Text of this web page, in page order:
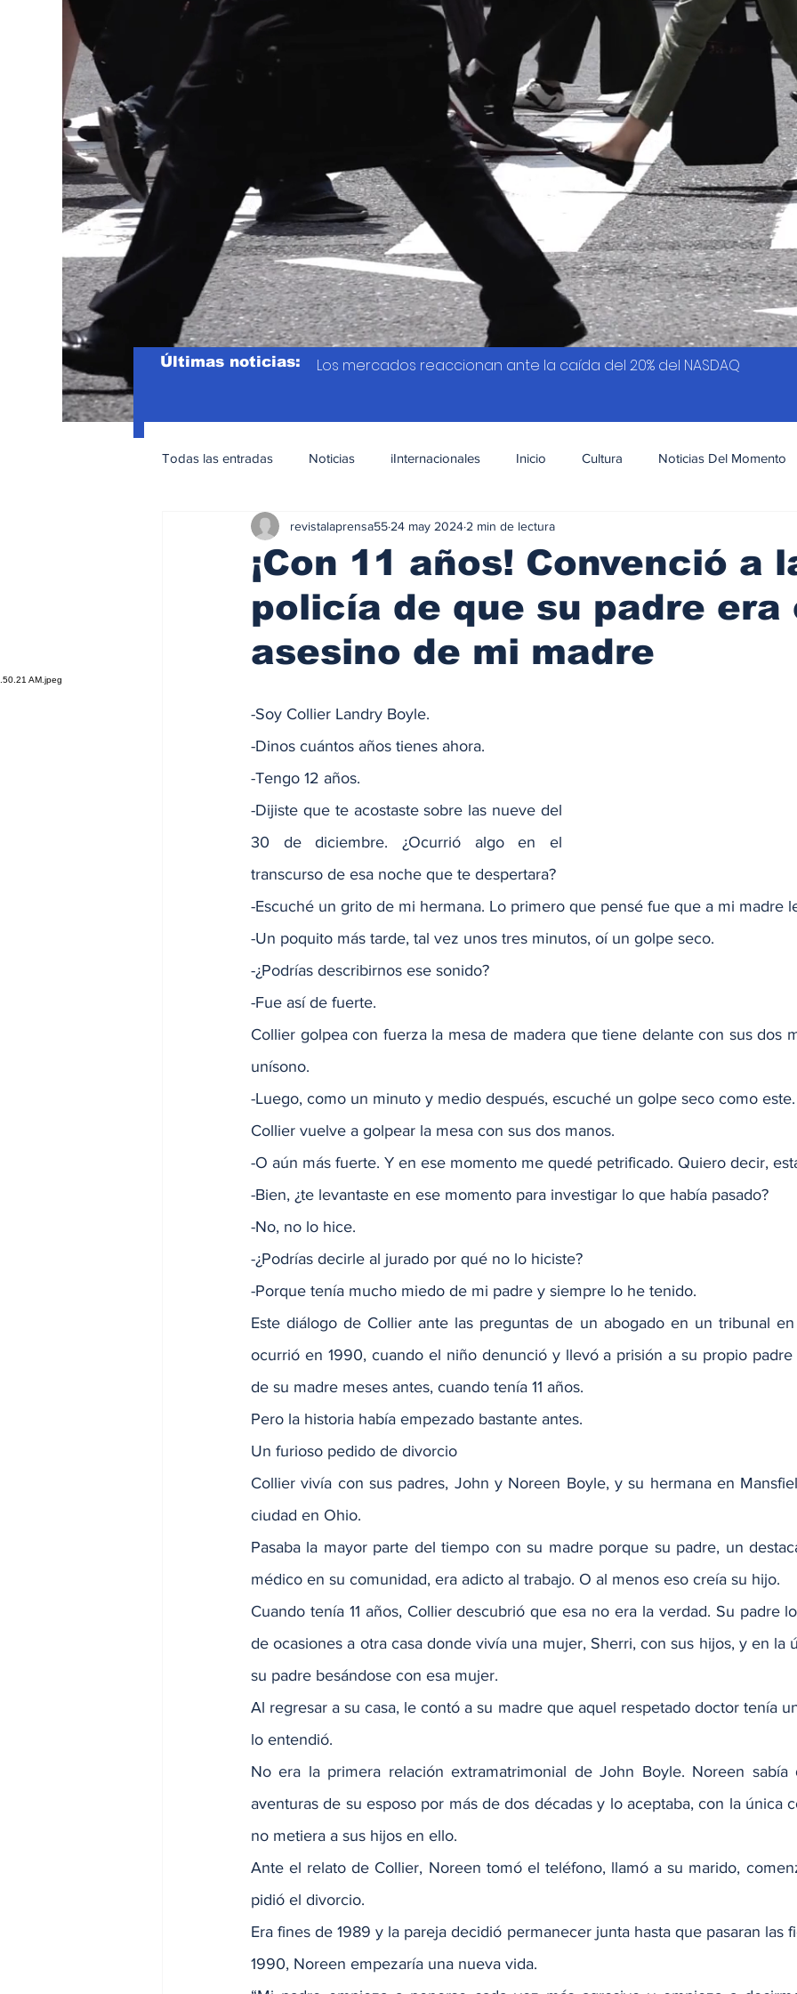
Últimas noticias: Los mercados reaccionan ante la caída del 20% del NASDAQ
Todas las entradas Noticias iInternacionales Inicio Cultura Noticias Del Momento
Nacionales Educación Sexual Deportes Opinión
¡Con 11 años! Convenció a
policía de que su padre era
asesino de mi madre
revistalaprensa55 24 may 2024 2 min de lectura
-Soy Collier Landry Boyle.
-Dinos cuántos años tienes ahora.
-Tengo 12 años.
-Dijiste que te acostaste sobre las nueve del
30 de diciembre. ¿Ocurrió algo en el
transcurso de esa noche que te despertara?
-Escuché un grito de mi hermana. Lo primero que pensé fue que a mi madre
-Un poquito más tarde, tal vez unos tres minutos, oí un golpe seco.
-¿Podrías describirnos ese sonido?
-Fue así de fuerte.
Collier golpea con fuerza la mesa de madera que tiene delante con sus dos
unísono.
-Luego, como un minuto y medio después, escuché un golpe seco como este.
Collier vuelve a golpear la mesa con sus dos manos.
-O aún más fuerte. Y en ese momento me quedé petrificado. Quiero decir,
-Bien, ¿te levantaste en ese momento para investigar lo que había pasado?
-No, no lo hice.
-¿Podrías decirle al jurado por qué no lo hiciste?
-Porque tenía mucho miedo de mi padre y siempre lo he tenido.
Este diálogo de Collier ante las preguntas de un abogado en un tribunal en
ocurrió en 1990, cuando el niño denunció y llevó a prisión a su propio padre
de su madre meses antes, cuando tenía 11 años.
Pero la historia había empezado bastante antes.
Un furioso pedido de divorcio
Collier vivía con sus padres, John y Noreen Boyle, y su hermana en
ciudad en Ohio.
Pasaba la mayor parte del tiempo con su madre porque su padre, un
médico en su comunidad, era adicto al trabajo. O al menos eso creía su hijo.
Cuando tenía 11 años, Collier descubrió que esa no era la verdad. Su padre
de ocasiones a otra casa donde vivía una mujer, Sherri, con sus hijos, y en la
su padre besándose con esa mujer.
Al regresar a su casa, le contó a su madre que aquel respetado doctor tenía
lo entendió.
No era la primera relación extramatrimonial de John Boyle. Noreen sabía
aventuras de su esposo por más de dos décadas y lo aceptaba, con la única
no metiera a sus hijos en ello.
Ante el relato de Collier, Noreen tomó el teléfono, llamó a su marido,
pidió el divorcio.
Era fines de 1989 y la pareja decidió permanecer junta hasta que pasaran las
1990, Noreen empezaría una nueva vida.